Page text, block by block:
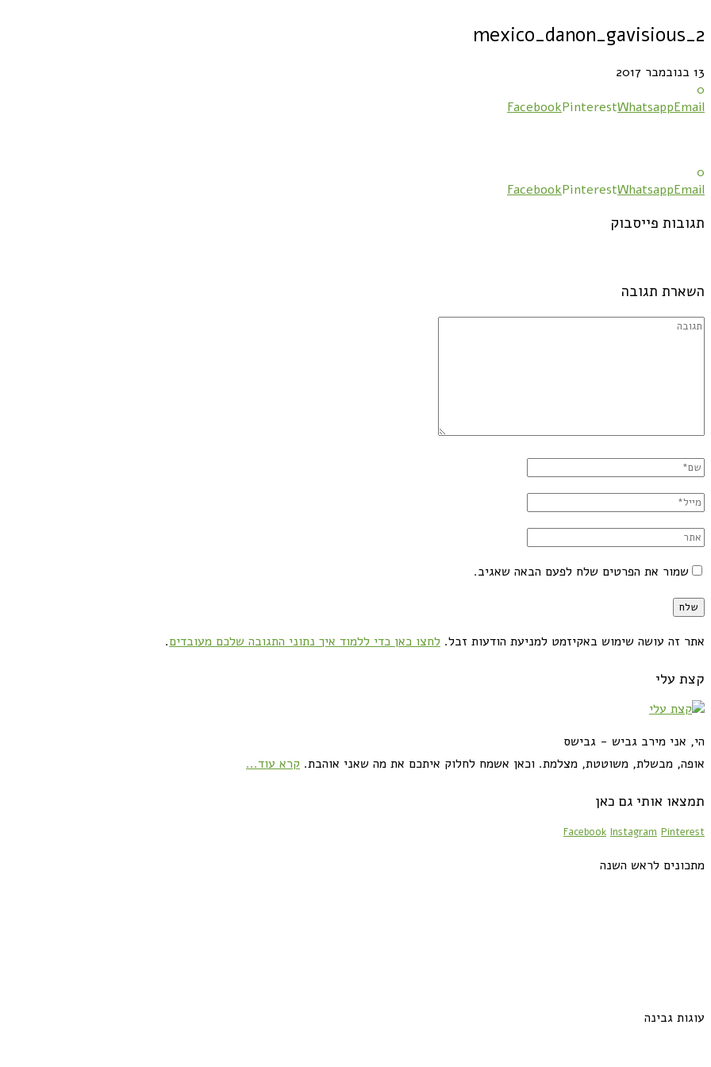
mexico_danon_gavisious_2
13 בנובמבר 2017
0
FacebookPinterestWhatsappEmail
0
FacebookPinterestWhatsappEmail
תגובות פייסבוק
השארת תגובה
שמור את הפרטים שלח לפעם הבאה שאגיב.
אתר זה עושה שימוש באקיזמט למניעת הודעות זבל. לחצו כאן כדי ללמוד איך נתוני התגובה שלכם מעובדים.
קצת עלי
הי, אני מירב גביש - גבישס
אופה, מבשלת, משוטטת, מצלמת. וכאן אשמח לחלוק איתכם את מה שאני אוהבת. קרא עוד...
תמצאו אותי גם כאן
Facebook Instagram Pinterest
מתכונים לראש השנה
עוגות גבינה